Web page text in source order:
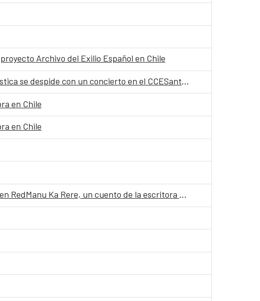
Archivo del Exilio Español en Chile
“Entre: órbitas y elipsis”, la exposición sobre la conciliación entre maternidad y creación artística se despide con un concierto en el CCESantiago
en Chile
en Chile
Manu Ka Rere, un cuento de la escritora Vicky Haoa, inaugura la cuarta edición de Cuentos en RedManu Ka Rere, un cuento de la escritora Vicky Haoa, inaugura la cuarta edición de Cuentos en Red